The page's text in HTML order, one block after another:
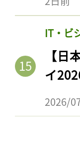
IT・ビ
【
イ
2026/